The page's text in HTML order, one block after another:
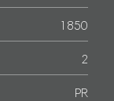
1850
2
PR